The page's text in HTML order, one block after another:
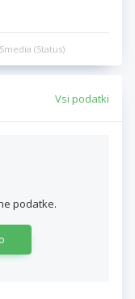
(Status)
Vsi podatki
podatke.